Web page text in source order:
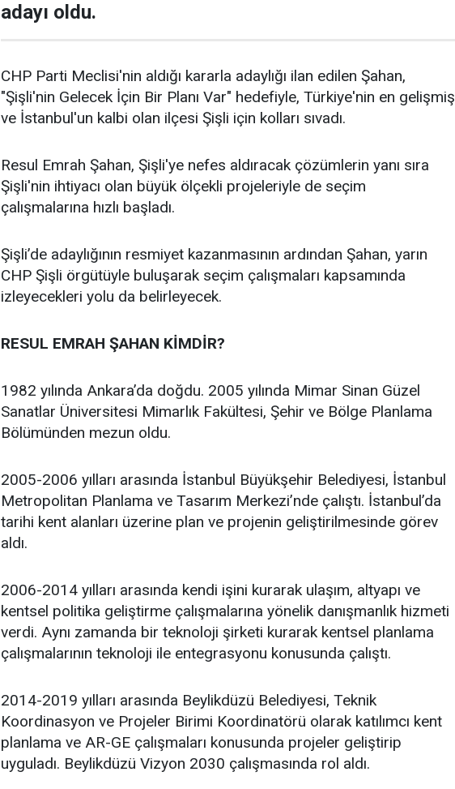
adayı oldu.
CHP Parti Meclisi'nin aldığı kararla adaylığı ilan edilen Şahan,
"Şişli'nin Gelecek İçin Bir Planı Var" hedefiyle, Türkiye'nin en gelişmiş
ve İstanbul'un kalbi olan ilçesi Şişli için kolları sıvadı.
Resul Emrah Şahan, Şişli'ye nefes aldıracak çözümlerin yanı sıra
Şişli'nin ihtiyacı olan büyük ölçekli projeleriyle de seçim
çalışmalarına hızlı başladı.
Şişli’de adaylığının resmiyet kazanmasının ardından Şahan, yarın
CHP Şişli örgütüyle buluşarak seçim çalışmaları kapsamında
izleyecekleri yolu da belirleyecek.
RESUL EMRAH ŞAHAN KİMDİR?
1982 yılında Ankara’da doğdu. 2005 yılında Mimar Sinan Güzel
Sanatlar Üniversitesi Mimarlık Fakültesi, Şehir ve Bölge Planlama
Bölümünden mezun oldu.
2005-2006 yılları arasında İstanbul Büyükşehir Belediyesi, İstanbul
Metropolitan Planlama ve Tasarım Merkezi’nde çalıştı. İstanbul’da
tarihi kent alanları üzerine plan ve projenin geliştirilmesinde görev
aldı.
2006-2014 yılları arasında kendi işini kurarak ulaşım, altyapı ve
kentsel politika geliştirme çalışmalarına yönelik danışmanlık hizmeti
verdi. Aynı zamanda bir teknoloji şirketi kurarak kentsel planlama
çalışmalarının teknoloji ile entegrasyonu konusunda çalıştı.
2014-2019 yılları arasında Beylikdüzü Belediyesi, Teknik
Koordinasyon ve Projeler Birimi Koordinatörü olarak katılımcı kent
planlama ve AR-GE çalışmaları konusunda projeler geliştirip
uyguladı. Beylikdüzü Vizyon 2030 çalışmasında rol aldı.